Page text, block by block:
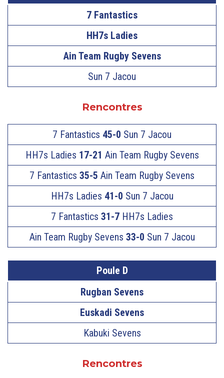
7 Fantastics
HH7s Ladies
Ain Team Rugby Sevens
Sun 7 Jacou
Rencontres
7 Fantastics 45-0 Sun 7 Jacou
HH7s Ladies 17-21 Ain Team Rugby Sevens
7 Fantastics 35-5 Ain Team Rugby Sevens
HH7s Ladies 41-0 Sun 7 Jacou
7 Fantastics 31-7 HH7s Ladies
Ain Team Rugby Sevens 33-0 Sun 7 Jacou
Poule D
Rugban Sevens
Euskadi Sevens
Kabuki Sevens
Rencontres